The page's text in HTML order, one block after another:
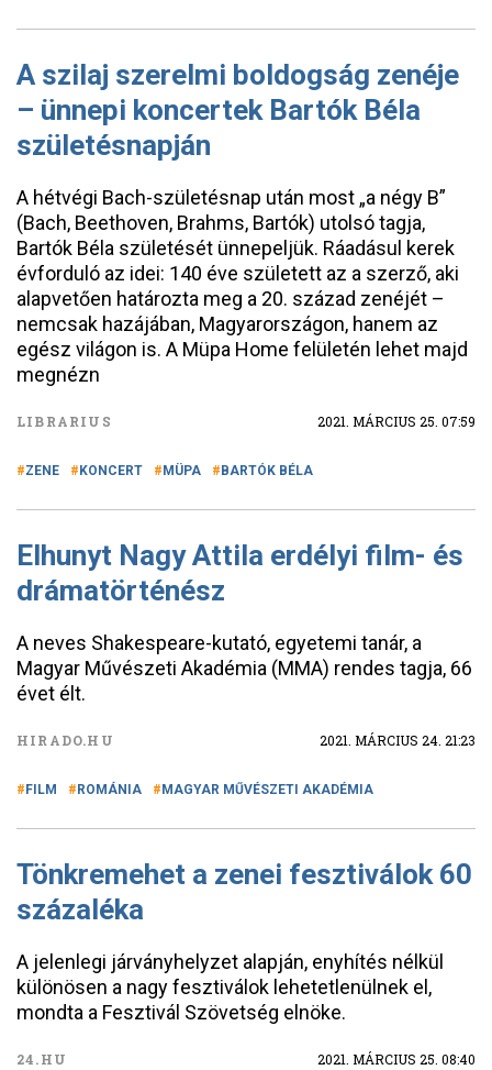
A szilaj szerelmi boldogság zenéje
– ünnepi koncertek Bartók Béla
születésnapján
A hétvégi Bach-születésnap után most „a négy B”
(Bach, Beethoven, Brahms, Bartók) utolsó tagja,
Bartók Béla születését ünnepeljük. Ráadásul kerek
évforduló az idei: 140 éve született az a szerző, aki
alapvetően határozta meg a 20. század zenéjét –
nemcsak hazájában, Magyarországon, hanem az
egész világon is. A Müpa Home felületén lehet majd
megnézn
LIBRARIUS 2021. MÁRCIUS 25. 07:59
ZENE KONCERT MÜPA BARTÓK BÉLA
Elhunyt Nagy Attila erdélyi film- és
drámatörténész
A neves Shakespeare-kutató, egyetemi tanár, a
Magyar Művészeti Akadémia (MMA) rendes tagja, 66
évet élt.
HIRADO.HU 2021. MÁRCIUS 24. 21:23
FILM ROMÁNIA MAGYAR MŰVÉSZETI AKADÉMIA
Tönkremehet a zenei fesztiválok 60
százaléka
A jelenlegi járványhelyzet alapján, enyhítés nélkül
különösen a nagy fesztiválok lehetetlenülnek el,
mondta a Fesztivál Szövetség elnöke.
24.HU 2021. MÁRCIUS 25. 08:40